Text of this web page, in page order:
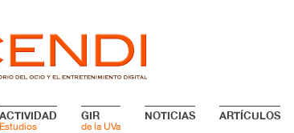
ACTIVIDAD
Estudios
GIR
de la UVa
NOTICIAS ARTÍCULOS